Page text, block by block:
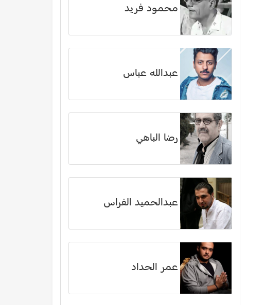
محمود فريد
عبدالله عباس
رضا الباهي
عبدالحميد الفراس
عمر الحداد